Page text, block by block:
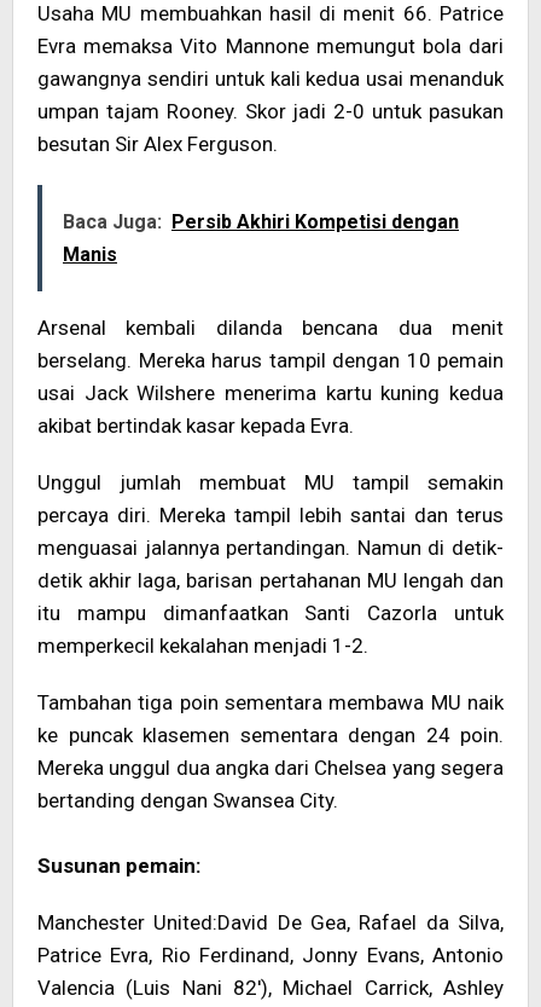
Usaha MU membuahkan hasil di menit 66. Patrice
Evra memaksa Vito Mannone memungut bola dari
gawangnya sendiri untuk kali kedua usai menanduk
umpan tajam Rooney. Skor jadi 2-0 untuk pasukan
besutan Sir Alex Ferguson.
Baca Juga: Persib Akhiri Kompetisi dengan
Manis
Arsenal kembali dilanda bencana dua menit
berselang. Mereka harus tampil dengan 10 pemain
usai Jack Wilshere menerima kartu kuning kedua
akibat bertindak kasar kepada Evra.
Unggul jumlah membuat MU tampil semakin
percaya diri. Mereka tampil lebih santai dan terus
menguasai jalannya pertandingan. Namun di detik-
detik akhir laga, barisan pertahanan MU lengah dan
itu mampu dimanfaatkan Santi Cazorla untuk
memperkecil kekalahan menjadi 1-2.
Tambahan tiga poin sementara membawa MU naik
ke puncak klasemen sementara dengan 24 poin.
Mereka unggul dua angka dari Chelsea yang segera
bertanding dengan Swansea City.
Susunan pemain:
Manchester United:David De Gea, Rafael da Silva,
Patrice Evra, Rio Ferdinand, Jonny Evans, Antonio
Valencia (Luis Nani 82′), Michael Carrick, Ashley